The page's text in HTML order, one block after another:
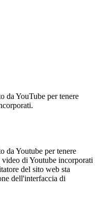
da YouTube per tenere
da Youtube per tenere
di Youtube incorporati
del sito web sta
dell'interfaccia di